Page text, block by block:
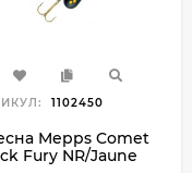
1102450
Mepps Comet
Fury NR/Jaune